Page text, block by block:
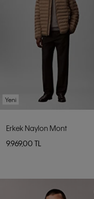
Yeni
Erkek Naylon Mont
9.969,00 TL